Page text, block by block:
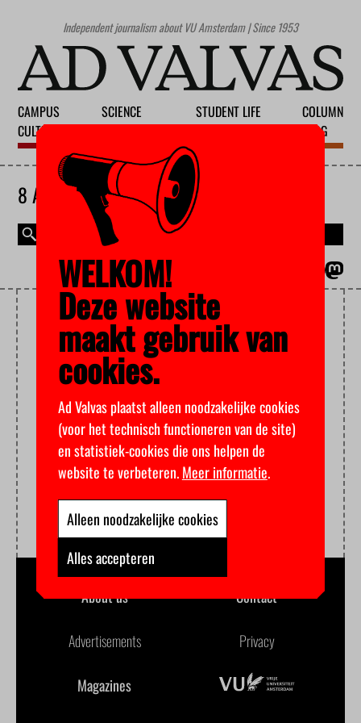
Independent journalism about VU Amsterdam | Since 1953
CAMPUS
CULTURE
SCIENCE
STUDENT LIFE
COLUMN
BLOG
8 AUGUST 2026
MAGAZINE
FEAR OF FAILURE
About us Contact
Advertisements Privacy
Magazines
WELKOM!
Deze website
maakt gebruik van
cookies.
Ad Valvas plaatst alleen noodzakelijke cookies
(voor het technisch functioneren van de site)
en statistiek-cookies die ons helpen de
website te verbeteren.Meer informatie.
Alleen noodzakelijke cookies
Alles accepteren